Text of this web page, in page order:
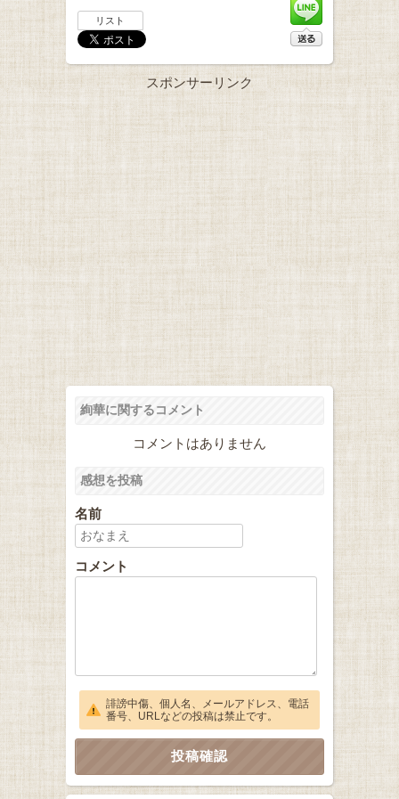
リスト
スポンサーリンク
絢華に関するコメント
コメントはありません
感想を投稿
名前
コメント
誹謗中傷、個人名、メールアドレス、電話
番号、URLなどの投稿は禁止です。